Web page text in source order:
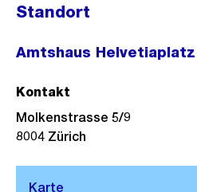
Standort
Amtshaus Helvetiaplatz
Kontakt
Molkenstrasse 5/9
8004 Zürich